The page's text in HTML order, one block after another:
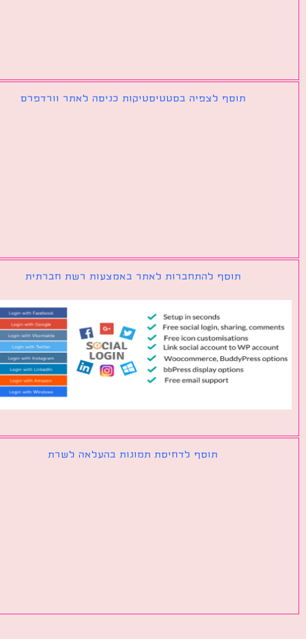
תוסף לצפיה בסטטיסטיקות כניסה לאתר וורדפרס
תוסף להתחברות לאתר באמצעות רשת חברתית
תוסף לדחיסת תמונות בהעלאה לשרת